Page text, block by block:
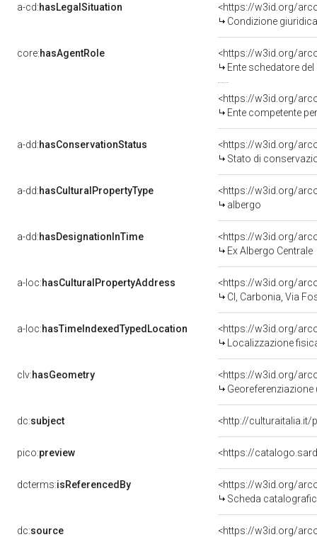
a-cd:hasLegalSituation
Condizione
core:hasAgentRole
<https://w3id.org/
Ente schedatore
<https://w3id.org/
Ente competente
a-dd:hasConservationStatus
Stato di
a-dd:hasCulturalPropertyType
albergo
a-dd:hasDesignationInTime
<https://w3id.org/
Ex Albergo Centrale
a-loc:hasCulturalPropertyAddress
<https://w3id.org/
CI, Carbonia, Via
a-loc:hasTimeIndexedTypedLocation
<https://w3id.org/
Localizzazione
clv:hasGeometry
<https://w3id.org/
dc:subject <http://culturaitalia.it/
pico:preview
dcterms:isReferencedBy
<https://w3id.org/
Scheda
dc:source
<https://w3id.org/